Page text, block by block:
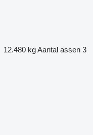
12.480 kgAantal assen 3